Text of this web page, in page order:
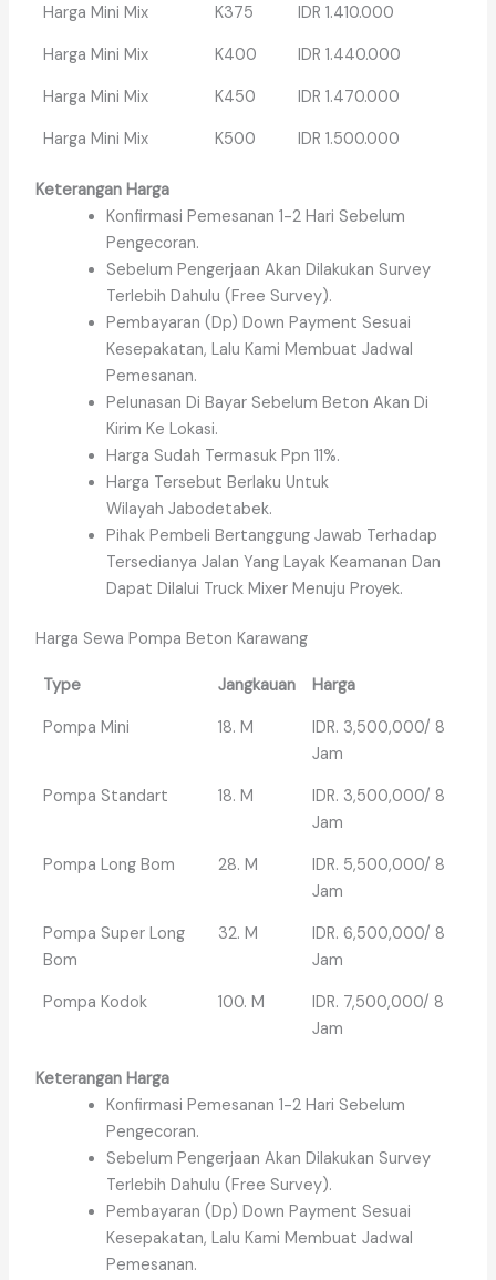
Harga Mini Mix
K375
IDR 1.410.000
Harga Mini Mix
K400
IDR 1.440.000
Harga Mini Mix
K450
IDR 1.470.000
Harga Mini Mix
K500 IDR 1.500.000
Keterangan Harga
Konfirmasi Pemesanan 1-2 Hari Sebelum
Pengecoran.
Sebelum Pengerjaan Akan Dilakukan Survey
Terlebih Dahulu (Free Survey).
Pembayaran (Dp) Down Payment Sesuai
Kesepakatan, Lalu Kami Membuat Jadwal
Pemesanan.
Pelunasan Di Bayar Sebelum Beton Akan Di
Kirim Ke Lokasi.
Harga Sudah Termasuk Ppn 11%.
Harga Tersebut Berlaku Untuk
Wilayah Jabodetabek.
Pihak Pembeli Bertanggung Jawab Terhadap
Tersedianya Jalan Yang Layak Keamanan Dan
Dapat Dilalui Truck Mixer Menuju Proyek.
Harga Sewa Pompa Beton Karawang
Type Jangkauan
Harga
Pompa Mini
18. M
IDR. 3,500,000/ 8
Jam
Pompa Standart
18. M
IDR. 3,500,000/ 8
Jam
Pompa Long Bom
28. M
IDR. 5,500,000/ 8
Jam
Pompa Super Long
Bom
32. M
IDR. 6,500,000/ 8
Jam
Pompa Kodok
100. M
IDR. 7,500,000/ 8
Jam
Keterangan Harga
Konfirmasi Pemesanan 1-2 Hari Sebelum
Pengecoran.
Sebelum Pengerjaan Akan Dilakukan Survey
Terlebih Dahulu (Free Survey).
Pembayaran (Dp) Down Payment Sesuai
Kesepakatan, Lalu Kami Membuat Jadwal
Pemesanan.